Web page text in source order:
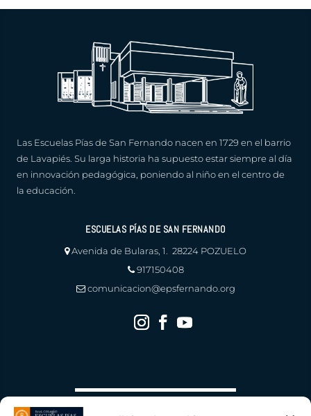
Las Escuelas Pías de San Fernando nacen en 1729 en el barrio
de Lavapiés. Su larga historia ha supuesto estar siempre al día
en innovación pedagógica, poniendo al niño en el centro de
la educación.
ESCUELAS PÍAS DE SAN FERNANDO
Avenida de Bularas, 1. 28224 POZUELO
917150408
comunicacion@epsfernando.org